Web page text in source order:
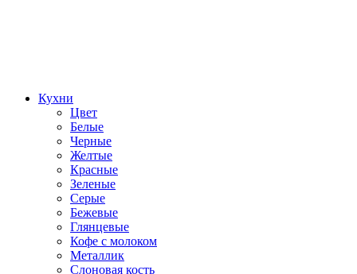
Кухни
Цвет
Белые
Черные
Желтые
Красные
Зеленые
Серые
Бежевые
Глянцевые
Кофе с молоком
Металлик
Слоновая кость